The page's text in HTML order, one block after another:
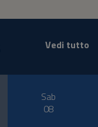
Vedi tutto
Sab
08